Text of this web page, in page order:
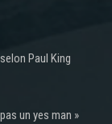
Paul King
un yes man »